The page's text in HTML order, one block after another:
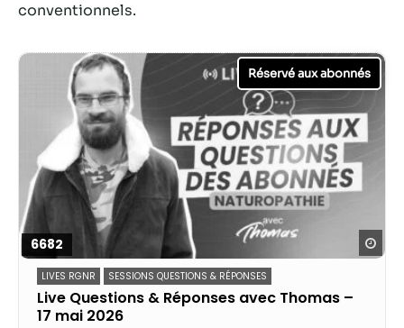
conventionnels.
6682
LIVES RGNR SESSIONS QUESTIONS & RÉPONSES
Live Questions & Réponses avec Thomas –
17 mai 2026
Statistiques
Afin que nous
puissions
améliorer la
fonctionnalité
et la structure
du site Web,
en fonction
de la façon
dont le site
Web est
utilisé.